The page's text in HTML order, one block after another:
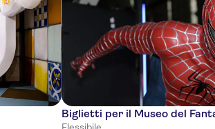
Biglietti per il Museo del